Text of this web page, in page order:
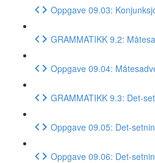
Oppgave 09.03:
GRAMMATIKK 9.2:
Oppgave 09.04:
GRAMMATIKK 9.3: Det-
Oppgave 09.05: Det-
Oppgave 09.06: Det-